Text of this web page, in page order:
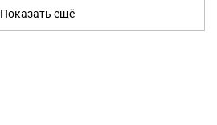
Показать ещё